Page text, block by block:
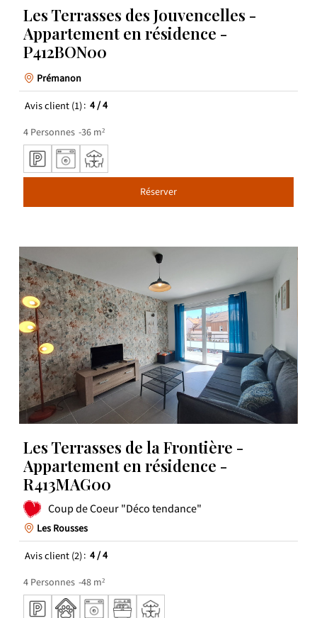
Les Terrasses des Jouvencelles -
Appartement en résidence -
P412BON00
Prémanon
Avis client(1) 4/ 4
4 Personnes 36 m²
Réserver
Les Terrasses de la Frontière -
Appartement en résidence -
R413MAG00
Coup de Coeur "Déco tendance"
Les Rousses
Avis client(2) 4/ 4
4 Personnes 48 m²